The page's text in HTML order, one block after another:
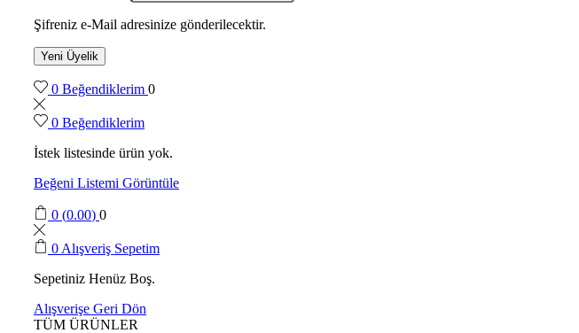
Şifreniz e-Mail adresinize gönderilecektir.
Yeni Üyelik
0 Beğendiklerim 0
0 Beğendiklerim
İstek listesinde ürün yok.
Beğeni Listemi Görüntüle
0 (0.00) 0
0 Alışveriş Sepetim
Sepetiniz Henüz Boş.
Alışverişe Geri Dön
TÜM ÜRÜNLER